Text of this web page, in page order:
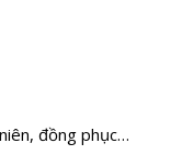
đồng phục…